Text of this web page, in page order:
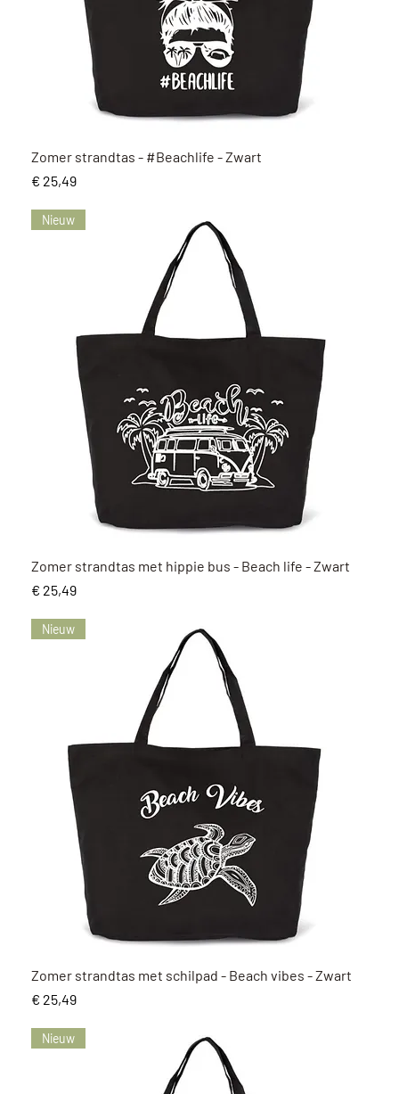
Snel overzicht
Zomer strandtas - #Beachlife - Zwart
Prijs
€ 25,49
Snel overzicht
Nieuw
Zomer strandtas met hippie bus - Beach life - Zwart
Prijs
€ 25,49
Snel overzicht
Nieuw
Zomer strandtas met schilpad - Beach vibes - Zwart
Prijs
€ 25,49
Nieuw